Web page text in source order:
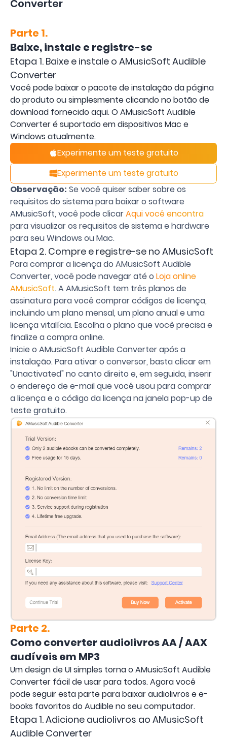
Converter
Parte 1.
Baixe, instale e registre-se
Etapa 1. Baixe e instale o AMusicSoft Audible
Converter
Você pode baixar o pacote de instalação da página
do produto ou simplesmente clicando no botão de
download fornecido aqui. O AMusicSoft Audible
Converter é suportado em dispositivos Mac e
Windows atualmente.
Experimente um teste gratuito
Experimente um teste gratuito
Observação: Se você quiser saber sobre os
requisitos do sistema para baixar o software
AMusicSoft, você pode clicarAqui você encontra
para visualizar os requisitos de sistema e hardware
para seu Windows ou Mac.
Etapa 2. Compre e registre-se no AMusicSoft
Para comprar a licença do AMusicSoft Audible
Converter, você pode navegar até o Loja online
AMusicSoft. A AMusicSoft tem três planos de
assinatura para você comprar códigos de licença,
incluindo um plano mensal, um plano anual e uma
licença vitalícia. Escolha o plano que você precisa e
finalize a compra online.
Inicie o AMusicSoft Audible Converter após a
instalação. Para ativar o conversor, basta clicar em
"Unactivated" no canto direito e, em seguida, inserir
o endereço de e-mail que você usou para comprar
a licença e o código da licença na janela pop-up de
teste gratuito.
Parte 2.
Como converter audiolivros AA / AAX
audíveis em MP3
Um design de UI simples torna o AMusicSoft Audible
Converter fácil de usar para todos. Agora você
pode seguir esta parte para baixar audiolivros e e-
books favoritos do Audible no seu computador.
Etapa 1. Adicione audiolivros ao AMusicSoft
Audible Converter